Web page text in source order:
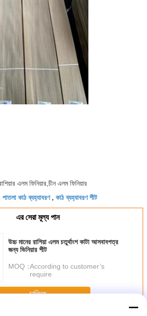
এলম ফিনিয়ার,চীন এলম ফিনিয়ার
পাতলা কাঠ ব্যহ্যাবরণ, কাঠ ব্যহ্যাবরণ শীট
এর সেরা মূল্য পান
উচ্চ মানের রাশিয়া এলম চতুর্থাংশ কাটা আসবাবপত্র
জন্য ভিনিয়ার শীট
MOQ：According to customer’s
require
চালিয়ে